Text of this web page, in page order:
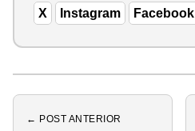
X Instagram Facebook
← POST ANTERIOR